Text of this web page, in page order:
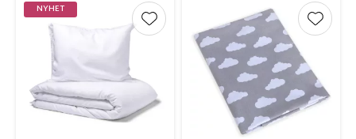
NYHET
Lägg till i favoriter Lägg